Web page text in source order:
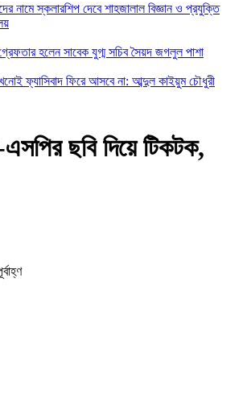
নামে স্কলারশিপ দেবে শাহজালাল বিজ্ঞান ও প্রযুক্তি
হলেন সাবেক যুগ্ম সচিব সৈয়দ জগলুল পাশা
ফ্যাসিবাদ ফিরে আসবে না: আব্দুল কাইয়ুম চৌধুরী
এসপির ছবি দিয়ে টিকটক,